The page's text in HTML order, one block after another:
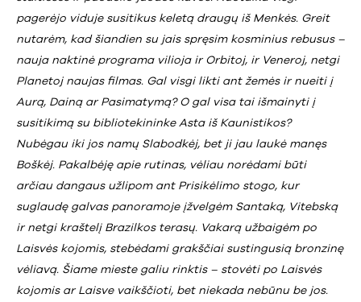
pagerėjo viduje susitikus keletą draugų iš Menkės. Greit
nutarėm, kad šiandien su jais spręsim kosminius rebusus –
nauja naktinė programa vilioja ir Orbitoj, ir Veneroj, netgi
Planetoj naujas filmas. Gal visgi likti ant žemės ir nueiti į
Aurą, Dainą ar Pasimatymą? O gal visa tai išmainyti į
susitikimą su bibliotekininke Asta iš Kaunistikos?
Nubėgau iki jos namų Slabodkėj, bet ji jau laukė manęs
Boškėj. Pakalbėję apie rutinas, vėliau norėdami būti
arčiau dangaus užlipom ant Prisikėlimo stogo, kur
suglaudę galvas panoramoje įžvelgėm Santaką, Vitebską
ir netgi kraštelį Brazilkos terasų. Vakarą užbaigėm po
Laisvės kojomis, stebėdami grakščiai sustingusią bronzinę
vėliavą. Šiame mieste galiu rinktis – stovėti po Laisvės
kojomis ar Laisve vaikščioti, bet niekada nebūnu be jos.